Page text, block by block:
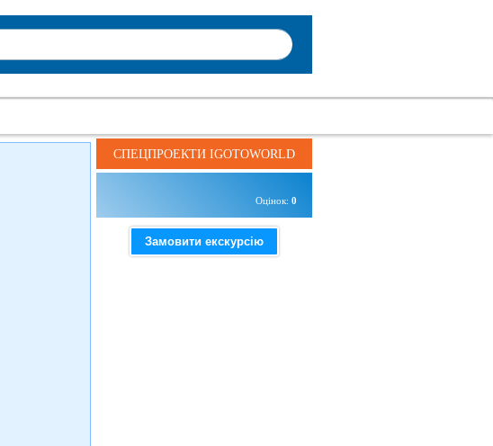
СПЕЦПРОЕКТИ IGOTOWORLD
Оцінок: 0
Замовити екскурсію